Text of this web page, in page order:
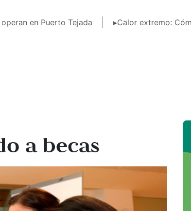
en Puerto Tejada ▸Calor extremo:
a becas